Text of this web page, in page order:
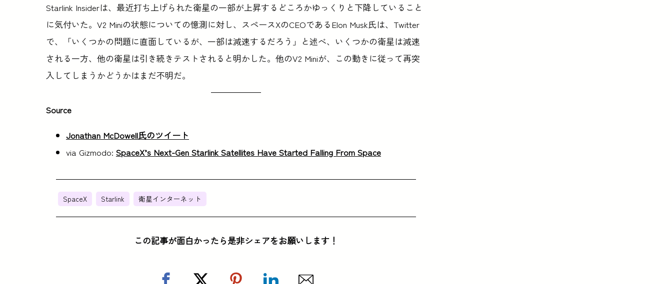
Starlink Insiderは、最近打ち上げられた衛星の一部が上昇するどころかゆっくりと下降していること
に気付いた。V2 Miniの状態についての憶測に対し、スペースXのCEOであるElon Musk氏は、Twitter
で、「いくつかの問題に直面しているが、一部は減速するだろう」と述べ、いくつかの衛星は減速
される一方、他の衛星は引き続きテストされると明かした。他のV2 Miniが、この動きに従って再突
入してしまうかどうかはまだ不明だ。
Source
Jonathan McDowell氏のツイート
via Gizmodo: SpaceX’s Next-Gen Starlink Satellites Have Started Falling From Space
SpaceX Starlink 衛星インターネット
この記事が面白かったら是非シェアをお願いします！